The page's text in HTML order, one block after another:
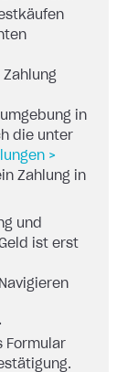
in
die unter
>
Zahlung in
und
ist erst
Formular